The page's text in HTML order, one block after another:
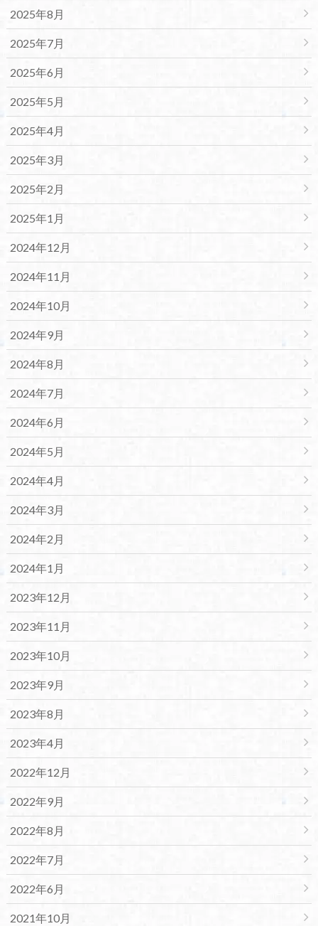
2025年8月
2025年7月
2025年6月
2025年5月
2025年4月
2025年3月
2025年2月
2025年1月
2024年12月
2024年11月
2024年10月
2024年9月
2024年8月
2024年7月
2024年6月
2024年5月
2024年4月
2024年3月
2024年2月
2024年1月
2023年12月
2023年11月
2023年10月
2023年9月
2023年8月
2023年4月
2022年12月
2022年9月
2022年8月
2022年7月
2022年6月
2021年10月